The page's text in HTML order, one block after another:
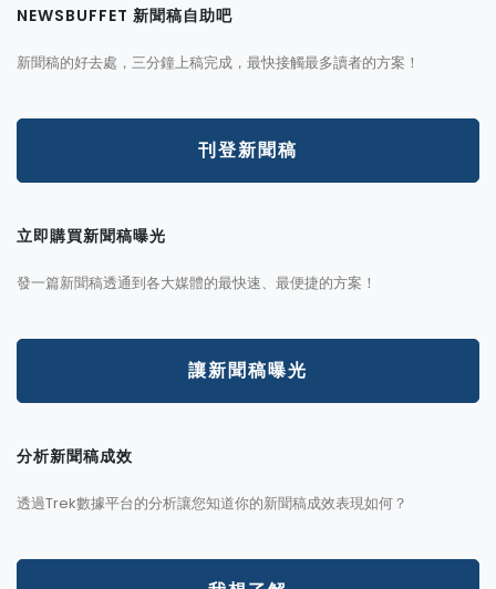
NEWSBUFFET 新聞稿自助吧
新聞稿的好去處，三分鐘上稿完成，最快接觸最多讀者的方案！
刊登新聞稿
立即購買新聞稿曝光
發一篇新聞稿透通到各大媒體的最快速、最便捷的方案！
讓新聞稿曝光
分析新聞稿成效
透過Trek數據平台的分析讓您知道你的新聞稿成效表現如何？